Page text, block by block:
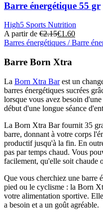
Barre énergétique 55 gr
High5 Sports Nutrition
A partir de €2.15€1.60
Barres énergétiques / Barre
produit
plusieurs
variantes.
Cette
option
être
sélectionnée
sur
la
page
produit
Barre Born Xtra
La Born Xtra Barest un
barres énergétiques sucrées
lorsque vous avez besoin
début d'une longue séance
La Born Xtra Bar fournit 35
barre, donnant à votre corps
productif jusqu'à la fin. En
pas par temps chaud. Vous
facilement, qu'elle soit chaude
Que vous cherchiez une barre
pied ou le cyclisme : la Born
votre alimentation sportive.
a besoin et a un goût agréable.